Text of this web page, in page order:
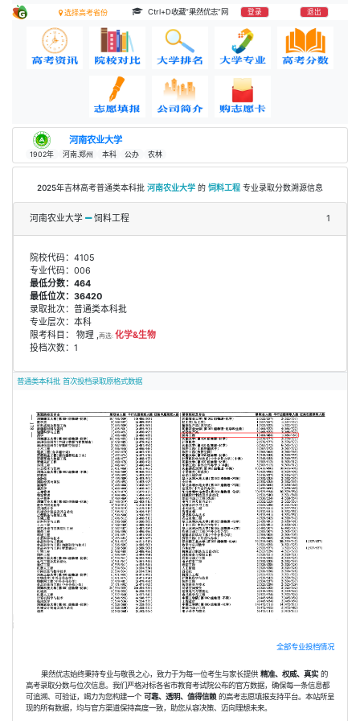
选择高考省份 Ctrl+D收藏“果然优志”网 登录 退出
河南农业大学
1902年 河南.郑州 本科 公办 农林
2025年吉林高考普通类本科批 河南农业大学 的 饲料工程 专业录取分数溯源信息
河南农业大学 饲料工程 1
院校代码：4105
专业代码：006
最低分数：464
最低位次：36420
录取批次：普通类本科批
专业层次：本科
限考科目： 物理 ,再选: 化学&生物
投档次数：1
普通类本科批 首次投档录取原格式数据
全部专业投档情况
果然优志始终秉持专业与敬畏之心，致力于为每一位考生与家长提供 精准、权威、真实的
高考录取分数与位次信息。我们严格对标各省市教育考试院公布的官方数据，确保每一条信息都
可追溯、可验证，竭力为您构建一个 可靠、透明、值得信赖 的高考志愿填报支持平台。本站所呈
现的所有数据，均与官方渠道保持高度一致，助您从容决策、迈向理想未来。